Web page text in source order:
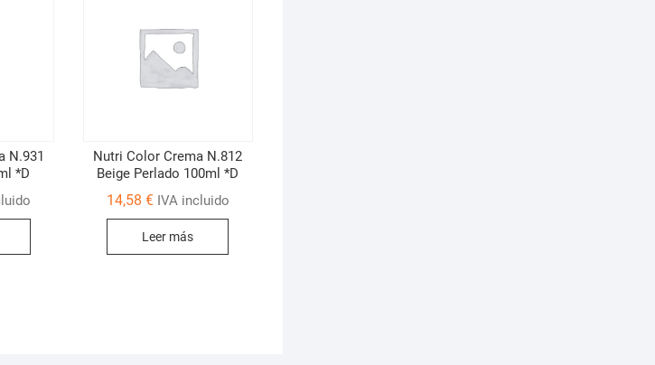
N.931
*D
Nutri Color Crema N.812
Beige Perlado 100ml *D
14,58 € IVA incluido
Leer más